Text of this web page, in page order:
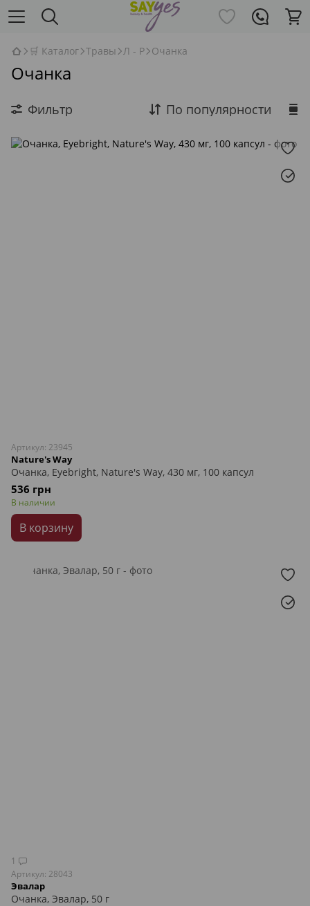
🛒 Каталог Травы Л - Р Очанка
Очанка
Фильтр По популярности
Артикул: 23945
Nature's Way
Очанка, Eyebright, Nature's Way, 430 мг, 100 капсул
536 грн
В наличии
В корзину
1
Артикул: 28043
Эвалар
Очанка, Эвалар, 50 г